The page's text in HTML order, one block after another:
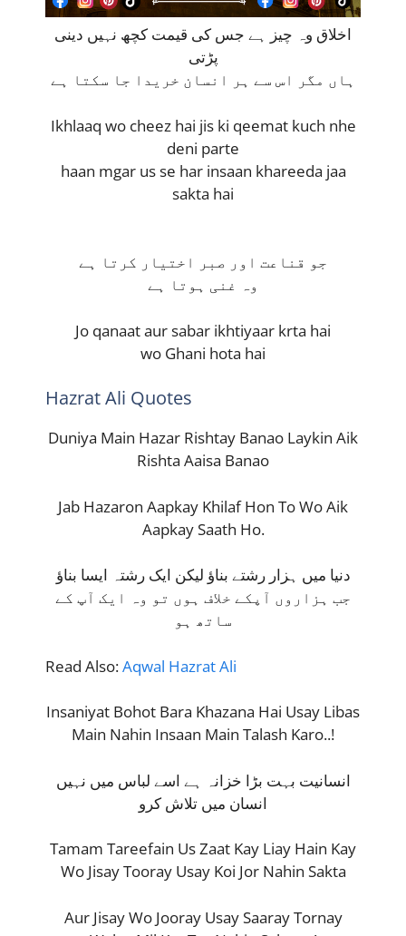
اخلاق وہ چیز ہے جس کی قیمت کچھ نہیں دینی
پڑتی
ہاں مگر اس سے ہر انسان خریدا جا سکتا ہے
Ikhlaaq wo cheez hai jis ki qeemat kuch nhe
deni parte
haan mgar us se har insaan khareeda jaa
sakta hai
جو قناعت اور صبر اختیار کرتا ہے
وہ غنی ہوتا ہے
Jo qanaat aur sabar ikhtiyaar krta hai
wo Ghani hota hai
Hazrat Ali Quotes
Duniya Main Hazar Rishtay Banao Laykin Aik
Rishta Aaisa Banao
Jab Hazaron Aapkay Khilaf Hon To Wo Aik
Aapkay Saath Ho.
دنیا میں ہزار رشتے بناؤ لیکن ایک رشتہ ایسا بناؤ
جب ہزاروں آپکے خلاف ہوں تو وہ ایک آپ کے
ساتھ ہو
Read Also:Aqwal Hazrat Ali
Insaniyat Bohot Bara Khazana Hai Usay Libas
Main Nahin Insaan Main Talash Karo..!
انسانیت بہت بڑا خزانہ ہے اسے لباس میں نہیں
انسان میں تلاش کرو
Tamam Tareefain Us Zaat Kay Liay Hain Kay
Wo Jisay Tooray Usay Koi Jor Nahin Sakta
Aur Jisay Wo Jooray Usay Saaray Tornay